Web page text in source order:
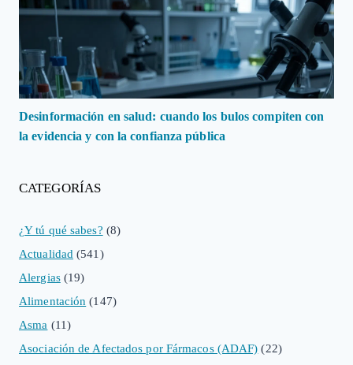
Desinformación en salud: cuando los bulos compiten con
la evidencia y con la confianza pública
CATEGORÍAS
¿Y tú qué sabes? (8)
Actualidad (541)
Alergias(19)
Alimentación (147)
Asma (11)
Asociación de Afectados por Fármacos (ADAF) (22)